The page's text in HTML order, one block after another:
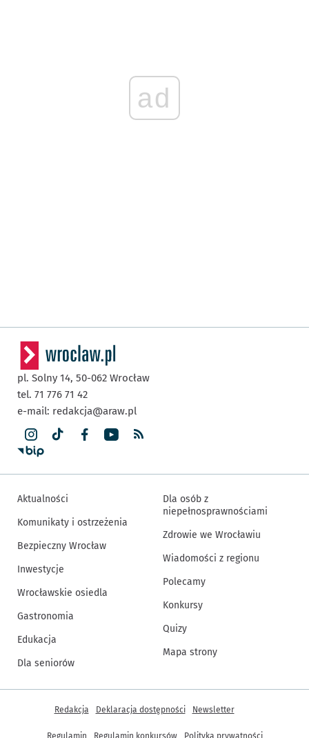
ad
pl. Solny 14, 50-062 Wrocław
tel. 71 776 71 42
e-mail: redakcja@araw.pl
Aktualności
Komunikaty i ostrzeżenia
Bezpieczny Wrocław
Inwestycje
Wrocławskie osiedla
Gastronomia
Edukacja
Dla seniorów
Dla osób z
niepełnosprawnościami
Zdrowie we Wrocławiu
Wiadomości z regionu
Polecamy
Konkursy
Quizy
Mapa strony
Inne informacje
Redakcja Deklaracja dostępności Newsletter